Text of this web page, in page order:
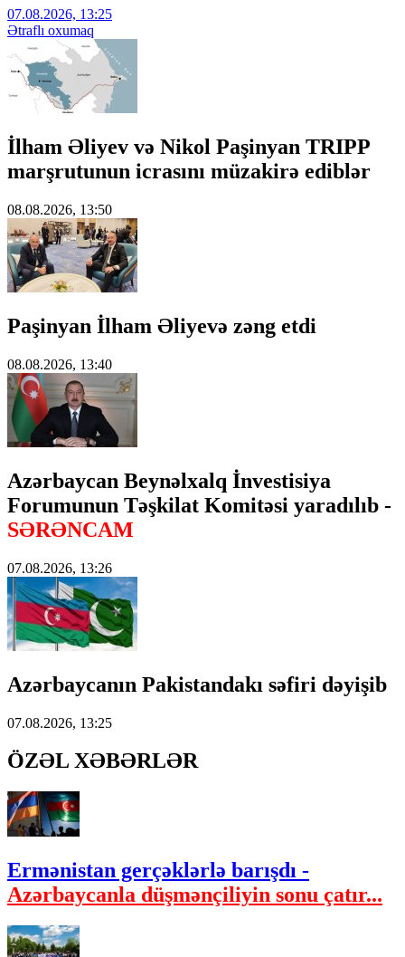
07.08.2026, 13:25
Ətraflı oxumaq
İlham Əliyev və Nikol Paşinyan TRIPP
marşrutunun icrasını müzakirə ediblər
08.08.2026, 13:50
Paşinyan İlham Əliyevə zəng etdi
08.08.2026, 13:40
Azərbaycan Beynəlxalq İnvestisiya
Forumunun Təşkilat Komitəsi yaradılıb -
SƏRƏNCAM
07.08.2026, 13:26
Azərbaycanın Pakistandakı səfiri dəyişib
07.08.2026, 13:25
ÖZƏL XƏBƏRLƏR
Ermənistan gerçəklərlə barışdı -
Azərbaycanla düşmənçiliyin sonu çatır...